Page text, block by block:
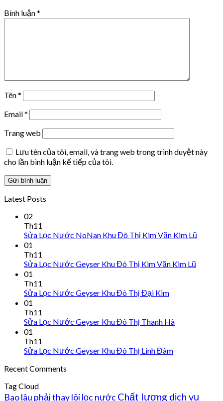
Bình luận*
Tên*
Email*
Trang web
Lưu tên của tôi, email, và trang web trong trình duyệt này
cho lần bình luận kế tiếp của tôi.
Latest Posts
02
Th11
Sửa Lọc Nước NoNan Khu Đô Thị Kim Văn Kim Lũ
01
Th11
Sửa Lọc Nước Geyser Khu Đô Thị Kim Văn Kim Lũ
01
Th11
Sửa Lọc Nước Geyser Khu Đô Thị Đại Kim
01
Th11
Sửa Lọc Nước Geyser Khu Đô Thị Thanh Hà
01
Th11
Sửa Lọc Nước Geyser Khu Đô Thị Linh Đàm
Recent Comments
Tag Cloud
Bao lâu phải thay lõi lọc nước Chất lượng dịch vụ